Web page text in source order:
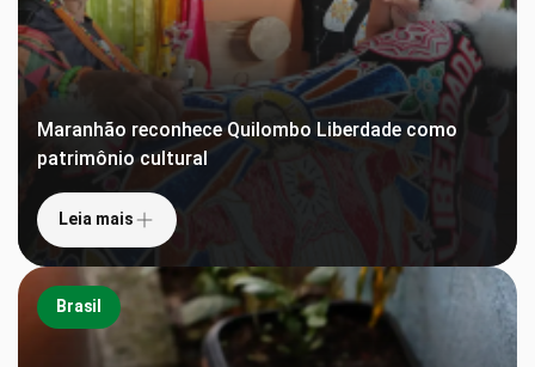
Maranhão reconhece Quilombo Liberdade como
patrimônio cultural
Leia mais
Brasil